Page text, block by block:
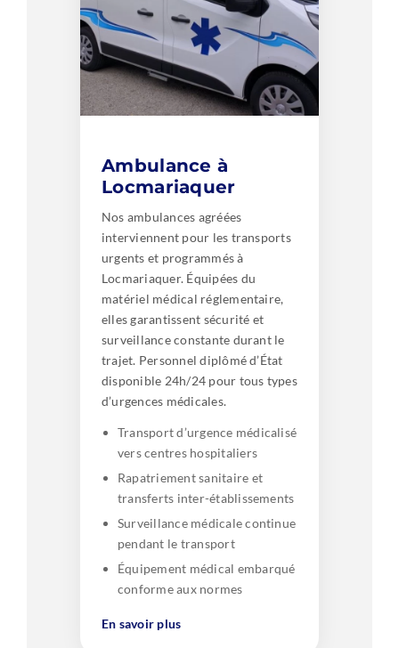
Ambulance à
Locmariaquer
Nos ambulances agréées
interviennent pour les transports
urgents et programmés à
Locmariaquer. Équipées du
matériel médical réglementaire,
elles garantissent sécurité et
surveillance constante durant le
trajet. Personnel diplômé d’État
disponible 24h/24 pour tous types
d’urgences médicales.
Transport d’urgence médicalisé
vers centres hospitaliers
Rapatriement sanitaire et
transferts inter-établissements
Surveillance médicale continue
pendant le transport
Équipement médical embarqué
conforme aux normes
En savoir plus